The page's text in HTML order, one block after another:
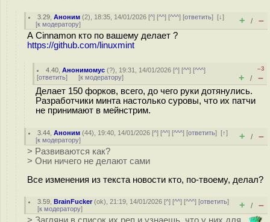
3.29 ,Аноним (2), 18:35, 14/01/2026 [^] [^^] [^^^] [ответить][↓]
[к модератору] + / –
А Cinnamon кто по вашему делает ?
https://github.com/linuxmint
4.40 ,Анонимомус (?), 19:31, 14/01/2026 [^] [^^] [^^^]
[ответить] [к модератору]
–3
+ / –
Делает 150 форков, всего, до чего руки дотянулись.
Разработчики минта настолько суровы, что их патчи
не принимают в мейнстрим.
3.44 ,Аноним (44), 19:40, 14/01/2026 [^] [^^] [^^^] [ответить][↑]
[к модератору] + / –
> Развиваются как?
> Они ничего не делают сами
Все изменения из текста новости кто, по-твоему, делал?
3.59 ,BrainFucker(ok), 21:19, 14/01/2026 [^] [^^] [^^^] [ответить]
[к модератору] + / –